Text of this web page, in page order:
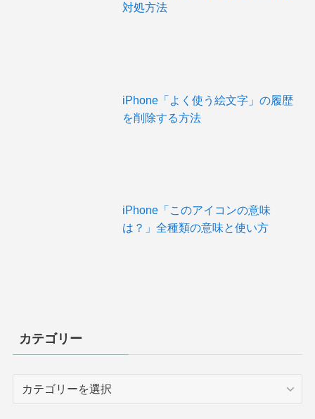
対処方法
iPhone「よく使う絵文字」の履歴
を削除する方法
iPhone「このアイコンの意味
は？」全種類の意味と使い方
カテゴリー